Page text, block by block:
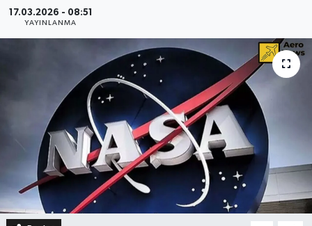
17.03.2026 - 08:51
YAYINLANMA